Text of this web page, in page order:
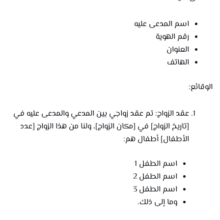
اسم المدعى عليه
رقم الهوية
العنوان
الهاتف
الوقائع:
عقد الزواج: تم عقد زواجي بين المدعي والمدعى عليه في
[تاريخ الزواج] في [مكان الزواج]، ولنا من هذا الزواج [عدد
الأطفال] أطفال هم:
اسم الطفل 1
اسم الطفل 2
اسم الطفل 3
وما إلى ذلك.